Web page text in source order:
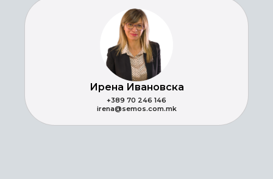
Ирена Ивановска
+389 70 246 146
irena@semos.com.mk